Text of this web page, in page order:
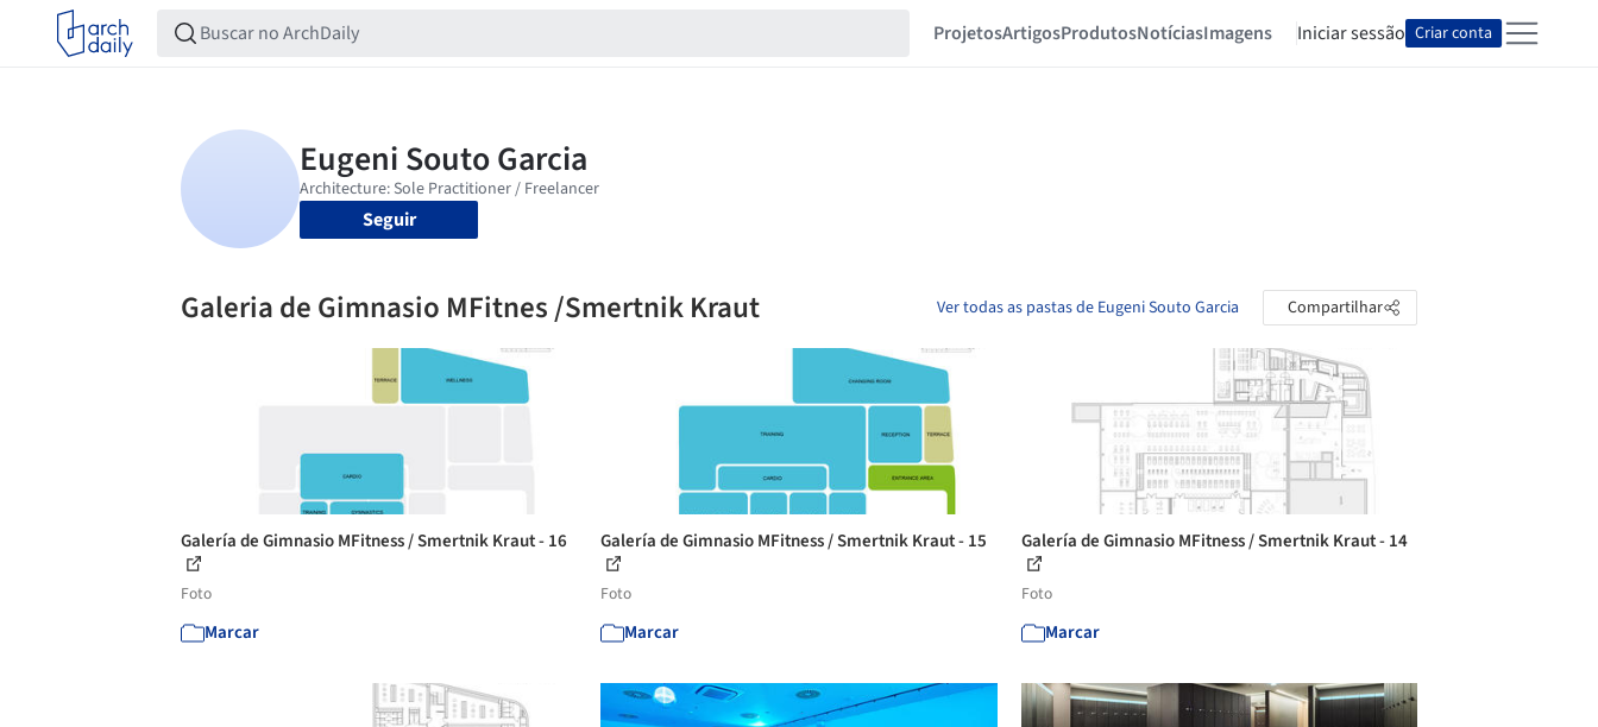
ProjetosArtigosProdutosNotíciasImagens Iniciar sessão Criar conta
Seguir
Galeria de Gimnasio MFitnes /Smertnik Kraut Ver todas as pastas de Eugeni Souto Garcia Compartilhar
Galería de Gimnasio MFitness / Smertnik Kraut - 16
Foto
Marcar
Galería de Gimnasio MFitness / Smertnik Kraut - 15
Foto
Marcar
Galería de Gimnasio MFitness / Smertnik Kraut - 14
Foto
Marcar